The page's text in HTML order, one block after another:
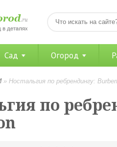
Сад Огород
» Ностальгия по ребрендингу:
по